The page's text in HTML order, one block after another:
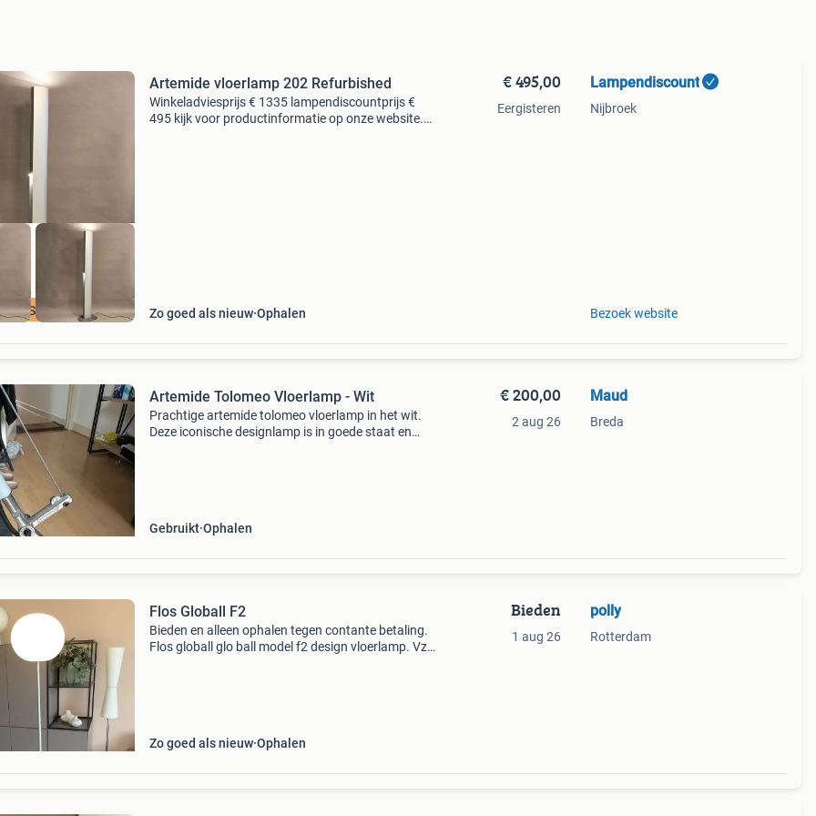
Artemide vloerlamp 202 Refurbished
Winkeladviesprijs € 1335 lampendiscountprijs €
495 kijk voor productinformatie op onze website.
Zo goed als nieuw Ophalen
€ 495,00
Eergisteren
Lampendiscount
Nijbroek
Bezoek website
Artemide Tolomeo Vloerlamp - Wit
Prachtige artemide tolomeo vloerlamp in het wit.
Deze iconische designlamp is in goede staat en
Gebruikt Ophalen
€ 200,00
2 aug 26
Maud
Breda
Flos Globall F2
Bieden en alleen ophalen tegen contante betaling.
Flos globall glo ball model f2 design vloerlamp. Vzv
Zo goed als nieuw Ophalen
Bieden
1 aug 26
polly
Rotterdam